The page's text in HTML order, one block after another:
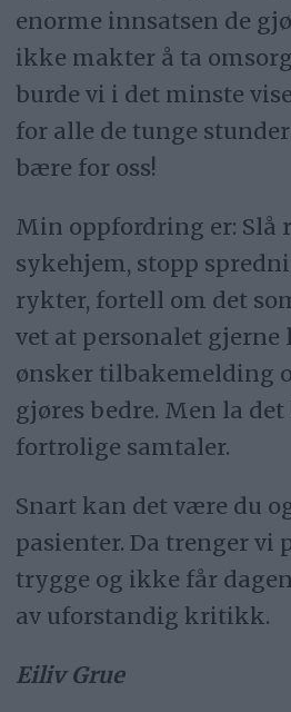
enorme innsatsen de
ikke makter å ta
burde vi i det minste
for alle de tunge
bære for oss!
Min oppfordring er: Slå
sykehjem, stopp
rykter, fortell om det
vet at personalet
ønsker tilbakemelding
gjøres bedre. Men la
fortrolige samtaler.
Snart kan det være du
pasienter. Da trenger vi
trygge og ikke får
av uforstandig kritikk.
Eiliv Grue